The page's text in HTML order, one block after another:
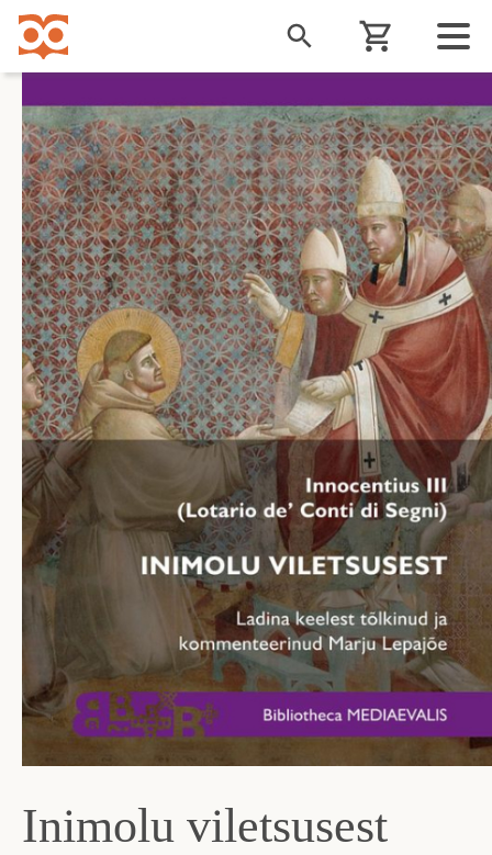
Liigu
edasi
põhisisu
juurde
Inimolu viletsusest